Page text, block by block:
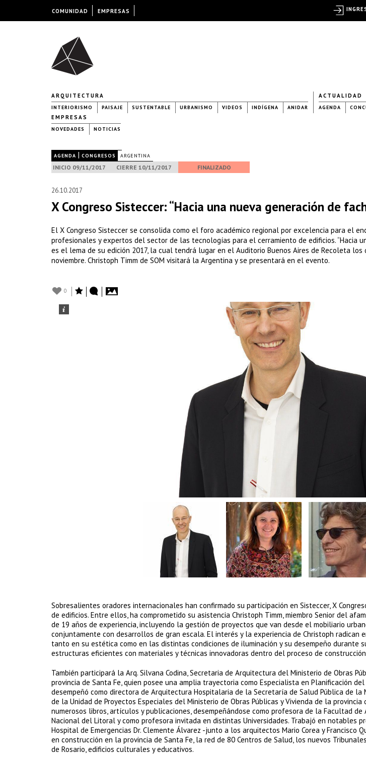
ARQUITECTURA
INTERIORISMO PAISAJE SUSTENTABLE URBANISMO VIDEOS INDÍGENA ANIDAR
ACTUALIDAD
AGENDA
EMPRESAS
NOVEDADES NOTICIAS
AGENDA | CONGRESOS ARGENTINA
INICIO 09/11/2017 CIERRE 10/11/2017 FINALIZADO
26.10.2017
X Congreso Sisteccer: “Hacia una nueva generación de
El X Congreso Sisteccer se consolida como el foro académico regional por excelencia para el
profesionales y expertos del sector de las tecnologías para el cerramiento de edificios. “Hacia
es el lema de su edición 2017, la cual tendrá lugar en el Auditorio Buenos Aires de Recoleta los
noviembre. Christoph Timm de SOM visitará la Argentina y se presentará en el evento.
0
Sobresalientes oradores internacionales han confirmado su participación en Sisteccer, X
de edificios. Entre ellos, ha comprometido su asistencia Christoph Timm, miembro Senior del
de 19 años de experiencia, incluyendo la gestión de proyectos que van desde el mobiliario
conjuntamente con desarrollos de gran escala. El interés y la experiencia de Christoph radican
tanto en su estética como en las distintas condiciones de iluminación y su desempeño durante
estructuras eficientes con materiales y técnicas innovadoras dentro del proceso de
También participará la Arq. Silvana Codina, Secretaria de Arquitectura del Ministerio de Obras
provincia de Santa Fe, quien posee una amplia trayectoria como Especialista en Planificación del
desempeñó como directora de Arquitectura Hospitalaria de la Secretaría de Salud Pública de la
de la Unidad de Proyectos Especiales del Ministerio de Obras Públicas y Vivienda de la provincia
numerosos libros, artículos y publicaciones, desempeñándose como profesora de la Facultad
Nacional del Litoral y como profesora invitada en distintas Universidades. Trabajó en notables
Hospital de Emergencias Dr. Clemente Álvarez -junto a los arquitectos Mario Corea y Francisco
en construcción en la provincia de Santa Fe, la red de 80 Centros de Salud, los nuevos
de Rosario, edificios culturales y educativos.
COMUNIDAD EMPRESAS